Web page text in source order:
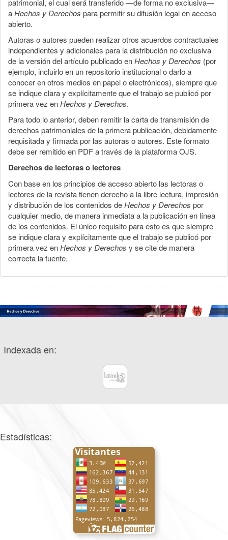
patrimonial, el cual será transferido —de forma no exclusiva—
aHechos y Derechos para permitir su difusión legal en acceso
abierto.
Autoras o autores pueden realizar otros acuerdos contractuales
independientes y adicionales para la distribución no exclusiva
de la versión del artículo publicado enHechos y Derechos (por
ejemplo, incluirlo en un repositorio institucional o darlo a
conocer en otros medios en papel o electrónicos), siempre que
se indique clara y explícitamente que el trabajo se publicó por
primera vez enHechos y Derechos.
Para todo lo anterior, deben remitir la carta de transmisión de
derechos patrimoniales de la primera publicación, debidamente
requisitada y firmada por las autoras o autores. Este formato
debe ser remitido en PDF a través de la plataforma OJS.
Derechos de lectoras o lectores
Con base en los principios de acceso abierto las lectoras o
lectores de la revista tienen derecho a la libre lectura, impresión
y distribución de los contenidos deHechos y Derechos por
cualquier medio, de manera inmediata a la publicación en línea
de los contenidos. El único requisito para esto es que siempre
se indique clara y explícitamente que el trabajo se publicó por
primera vez enHechos y Derechos y se cite de manera
correcta la fuente.
Indexada en:
Estadísticas: